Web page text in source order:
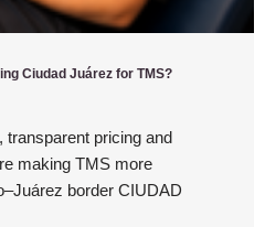
Ciudad Juárez for TMS?
transparent pricing and
making TMS more
border CIUDAD